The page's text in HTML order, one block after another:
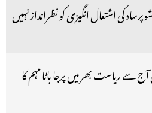
کی اشتعال انگیزی کو نظرانداز نہیں
سے ریاست بھر میں پرجا باٹا مہم کا